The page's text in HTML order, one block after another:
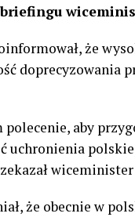
że
doprecyzowania
polecenie, aby
uchronienia
że obecnie w